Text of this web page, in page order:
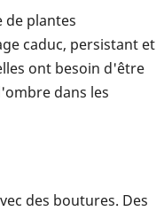
de plantes
caduc, persistant et
ont besoin d'être
dans les
des boutures. Des